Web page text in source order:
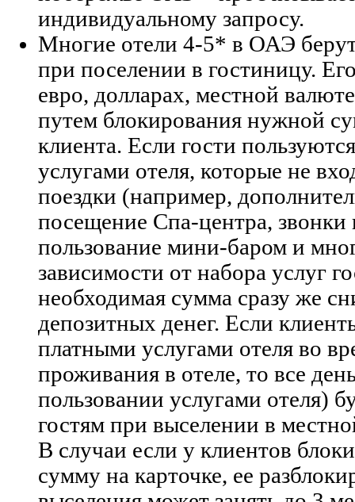
индивидуальному запросу.
Многие отели 4-5* в ОАЭ
при поселении в гостиницу.
евро, долларах, местной
путем блокирования нужной
клиента. Если гости
услугами отеля, которые не
поездки (например,
посещение Спа-центра, звонки
пользование мини-баром и
зависимости от набора услуг
необходимая сумма сразу же
депозитных денег. Если
платными услугами отеля во
проживания в отеле, то все
пользовании услугами отеля)
гостям при выселении в
В случаи если у клиентов
сумму на карточке, ее